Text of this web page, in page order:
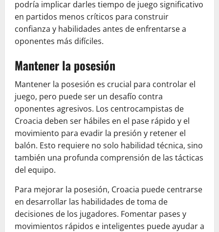
podría implicar darles tiempo de juego significativo
en partidos menos críticos para construir
confianza y habilidades antes de enfrentarse a
oponentes más difíciles.
Mantener la posesión
Mantener la posesión es crucial para controlar el
juego, pero puede ser un desafío contra
oponentes agresivos. Los centrocampistas de
Croacia deben ser hábiles en el pase rápido y el
movimiento para evadir la presión y retener el
balón. Esto requiere no solo habilidad técnica, sino
también una profunda comprensión de las tácticas
del equipo.
Para mejorar la posesión, Croacia puede centrarse
en desarrollar las habilidades de toma de
decisiones de los jugadores. Fomentar pases y
movimientos rápidos e inteligentes puede ayudar a